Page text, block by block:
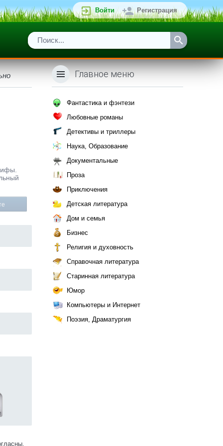
Войти Регистрация
Главное меню
Фантастика и фэнтези
Любовные романы
Детективы и триллеры
Наука, Образование
Документальные
Проза
Приключения
Детская литература
Дом и семья
Бизнес
Религия и духовность
Справочная литература
Старинная литература
Юмор
Компьютеры и Интернет
Поэзия, Драматургия